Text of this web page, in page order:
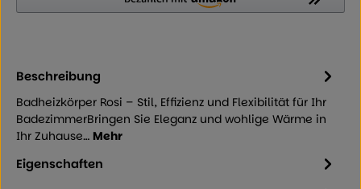
Beschreibung
Badheizkörper Rosi – Stil, Effizienz und Flexibilität für Ihr
BadezimmerBringen Sie Eleganz und wohlige Wärme in
Ihr Zuhause… Mehr
Eigenschaften